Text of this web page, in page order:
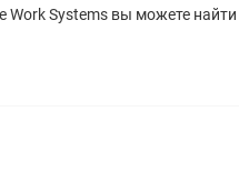
Work Systems вы можете найти